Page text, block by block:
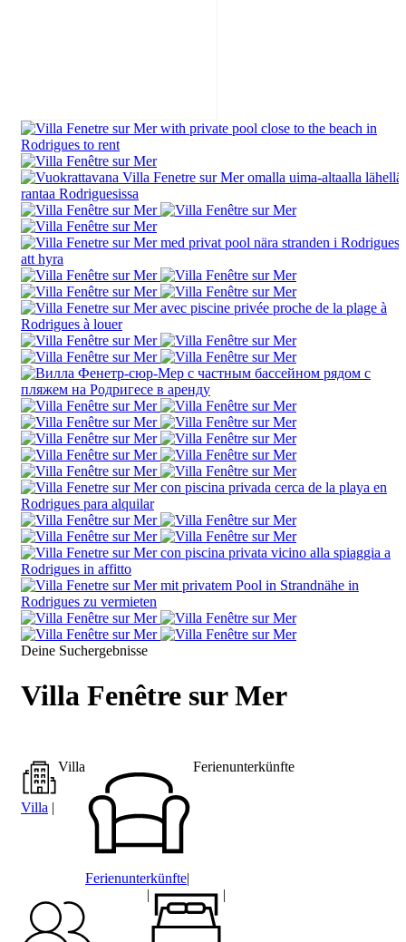
Deine Suchergebnisse
Villa Fenêtre sur Mer
Villa |
Villa
Ferienunterkünfte|
Ferienunterkünfte
| |